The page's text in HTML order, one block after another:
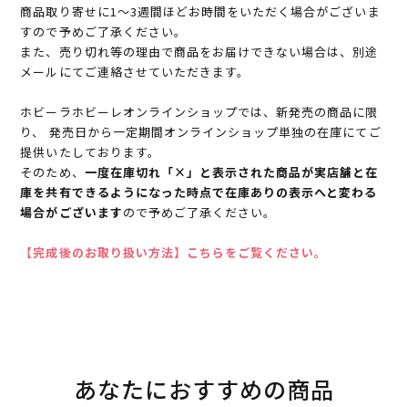
商品取り寄せに1～3週間ほどお時間をいただく場合がございま
すので予めご了承ください。
また、売り切れ等の理由で商品をお届けできない場合は、別途
メールにてご連絡させていただきます。
ホビーラホビーレオンラインショップでは、新発売の商品に限
り、 発売日から一定期間オンラインショップ単独の在庫にてご
提供いたしております。
そのため、 一度在庫切れ「×」と表示された商品が実店舗と在
庫を共有できるようになった時点で在庫ありの表示へと変わる
場合がございますので予めご了承ください。
【完成後のお取り扱い方法】こちらをご覧ください。
あなたにおすすめの商品